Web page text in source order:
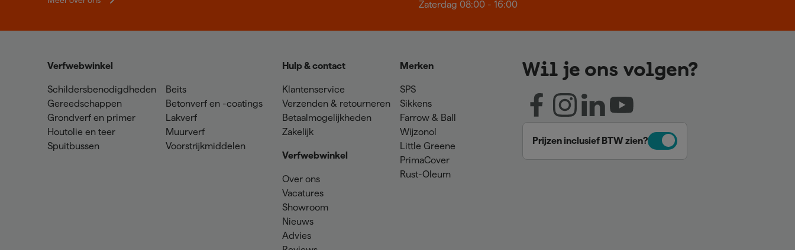
Zaterdag 08:00 - 16:00
Verfwebwinkel
Schildersbenodigdheden
Gereedschappen
Grondverf en primer
Houtolie en teer
Spuitbussen
Beits
Betonverf en -coatings
Lakverf
Muurverf
Voorstrijkmiddelen
Hulp & contact
Klantenservice
Verzenden & retourneren
Betaalmogelijkheden
Zakelijk
Verfwebwinkel
Over ons
Vacatures
Showroom
Nieuws
Advies
Merken
SPS
Sikkens
Farrow & Ball
Wijzonol
Little Greene
PrimaCover
Rust-Oleum
Wil je ons volgen?
Prijzen inclusief BTW zien?